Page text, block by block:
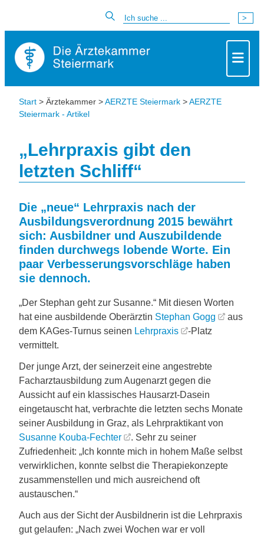
Start > Ärztekammer >AERZTE Steiermark >AERZTE
Steiermark - Artikel
„Lehrpraxis gibt den
letzten Schliff“
Die „neue“ Lehrpraxis nach der
Ausbildungsverordnung 2015 bewährt
sich: Ausbildner und Auszubildende
finden durchwegs lobende Worte. Ein
paar Verbesserungsvorschläge haben
sie dennoch.
„Der Stephan geht zur Susanne.“ Mit diesen Worten
hat eine ausbildende Oberärztin Stephan Gogg
aus
dem KAGes-Turnus seinen Lehrpraxis
-Platz
vermittelt.
Der junge Arzt, der seinerzeit eine angestrebte
Facharztausbildung zum Augenarzt gegen die
Aussicht auf ein klassisches Hausarzt-Dasein
eingetauscht hat, verbrachte die letzten sechs Monate
seiner Ausbildung in Graz, als Lehrpraktikant von
Susanne Kouba-Fechter
. Sehr zu seiner
Zufriedenheit: „Ich konnte mich in hohem Maße selbst
verwirklichen, konnte selbst die Therapiekonzepte
zusammenstellen und mich ausreichend oft
austauschen.“
Auch aus der Sicht der Ausbildnerin ist die Lehrpraxis
gut gelaufen: „Nach zwei Wochen war er voll